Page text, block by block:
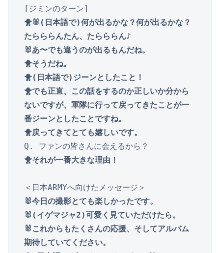
🐥🐰(日本語で)何が出るかな？何が出るかな？
たらららんたん、たらららん♪
🐰あ〜でも違うのが出るもんだね。
🐥そうだね。
🐥(日本語で)ジーンとしたこと！
🐥でも正直、この話をするのか正しいか分から
ないですが、軍隊に行って戻ってきたことが一
番ジーンとしたことですね。
🐥戻ってきてとても嬉しいです。
🐥それが一番大きな理由！
🐰今日の撮影とても楽しかったです。
🐰(イゲマジャ2)可愛く見ていただけたら。
🐰これからもたくさんの応援、そしてアルバム
期待していてください。